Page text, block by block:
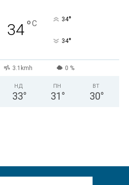
34°C 34°
34°
3.1kmh 0 %
НД
33°
ПН
31 °
ВТ
30°